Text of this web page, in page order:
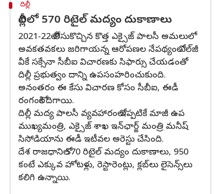
దిల్లీ
దిల్లీలో 570 రిటైల్ మద్యం దుకాణాలు
2021-22లో తీసుకొచ్చిన కొత్త ఎక్సైజ్ పాలసీ అమలులో
అవకతవకలు జరిగాయన్న ఆరోపణల నేపథ్యంలో ఎల్‌జీ
వీకే సక్సేనా సీబీఐ విచారణకు సిఫార్సు చేయడంతో
దిల్లీ ప్రభుత్వం దాన్ని ఉపసంహరించుకుంది.
అనంతరం ఈ కేసు విచారణ కోసం సీబీఐ, ఈడీ
రంగంలోకి దిగాయి.
దిల్లీ మద్య పాలసీ వ్యవహారంలో ఇప్పటికే మాజీ ఉప
ముఖ్యమంత్రి, ఎక్సైజ్ శాఖ ఇన్‌ఛార్జ్ మంత్రి మనీష్
సిసోడియాను ఈడీ ఇటీవల అరెస్టు చేసింది.
దేశ రాజధానిలో 570 రిటైల్ మద్యం దుకాణాలు, 950
కంటే ఎక్కువ హోటళ్లు, రెస్టారెంట్లు, క్లబ్‌లు లైసెన్స్‌లు
కలిగి ఉన్నాయి.